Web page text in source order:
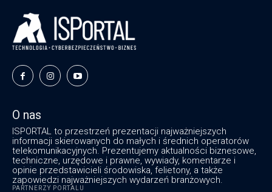
O nas
ISPORTAL to przestrzeń prezentacji najważniejszych
informacji skierowanych do małych i średnich operatorów
telekomunikacyjnych. Prezentujemy aktualności biznesowe,
techniczne, urzędowe i prawne, wywiady, komentarze i
opinie przedstawicieli środowiska, felietony, a także
zapowiedzi najważniejszych wydarzeń branżowych.
PARTNERZY PORTALU